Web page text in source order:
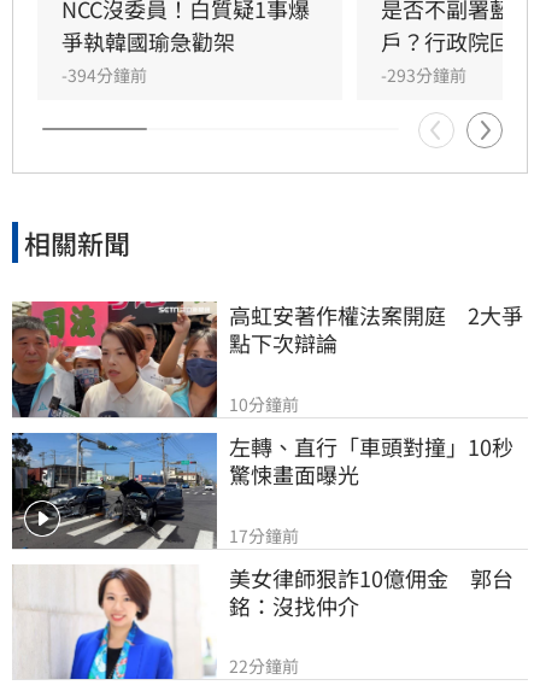
政癱瘓問題幾乎都是總統造成，立法院長韓國瑜
則表示「現在政黨協商，我表情已經很苦了你看
到沒有？」隨後裁示國務機要費預算全案保留。
NCC沒委員！白質疑1事爆
爭執韓國瑜急勸架
-394分鐘前
是否不副署藍
戶？行政院回應
-293分鐘前
相關新聞
高虹安著作權法案開庭　2大爭
點下次辯論
10分鐘前
左轉、直行「車頭對撞」10秒
驚悚畫面曝光
17分鐘前
美女律師狠詐10億佣金　郭台
銘：沒找仲介
22分鐘前